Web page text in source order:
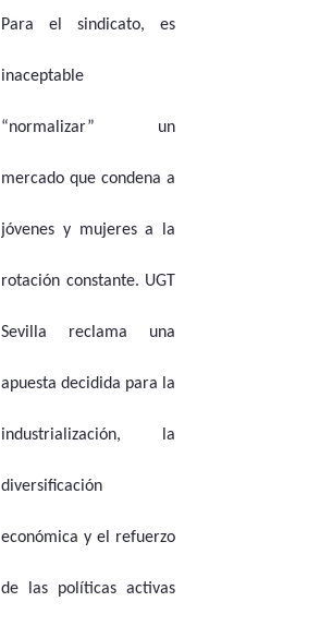
Para el sindicato, es
inaceptable
“normalizar” un
mercado que condena a
jóvenes y mujeres a la
rotación constante. UGT
Sevilla reclama una
apuesta decidida para la
industrialización, la
diversificación
económica y el refuerzo
de las políticas activas